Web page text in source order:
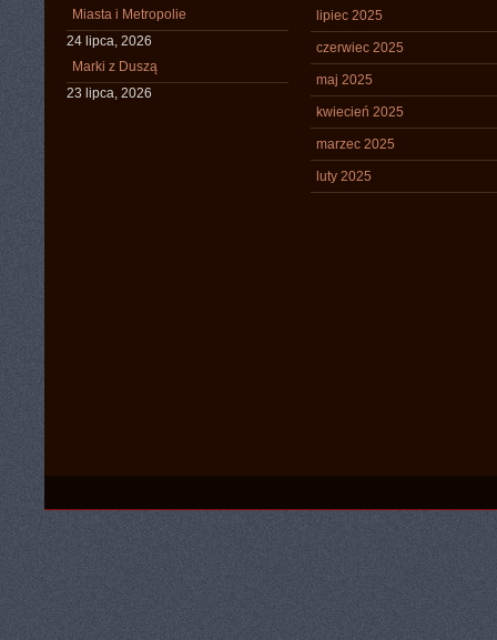
Miasta i Metropolie
24 lipca, 2026
Marki z Duszą
23 lipca, 2026
lipiec 2025
czerwiec 2025
maj 2025
kwiecień 2025
marzec 2025
luty 2025